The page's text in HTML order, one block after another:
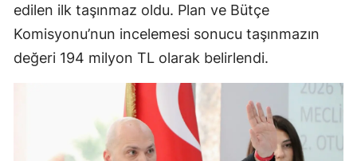
edilen ilk taşınmaz oldu. Plan ve Bütçe
Komisyonu’nun incelemesi sonucu taşınmazın
değeri 194 milyon TL olarak belirlendi.